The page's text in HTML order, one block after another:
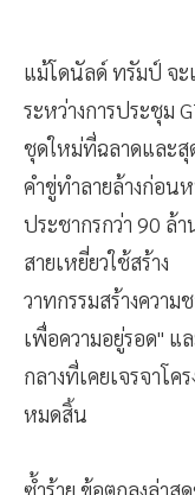
แม้โดนัลด์ ทรัมป์ จ
ระหว่างการประชุม
ชุดใหม่ที่ฉลาดและสุ
คำขู่ทำลายล้างก่อ
ประชากรกว่า 90 ล้
สายเหยี่ยวใช้สร้าง
วาทกรรมสร้างความ
เพื่อความอยู่รอด" แ
กลางที่เคยเจรจาโ
หมดสิ้น